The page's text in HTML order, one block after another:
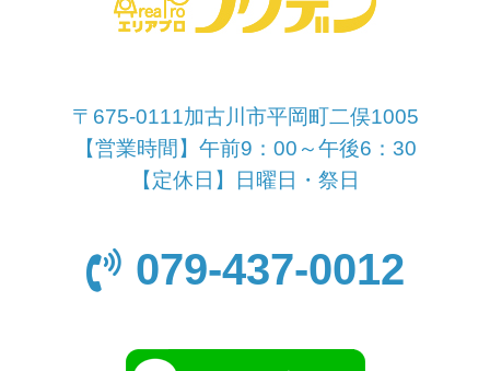
〒675-0111加古川市平岡町二俣1005
【営業時間】午前9：00～午後6：30
【定休日】日曜日・祭日
079-437-0012